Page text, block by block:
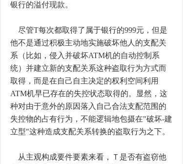
银行的溢付现款。
尽管T每次都取得了属于银行的999元，但是
他不是通过积极主动地实施破坏他人的支配关
系（比如，侵入并破坏ATM机的自动控制系
统）并建立新的支配关系这种盗取行为方式而
取得，而是在自己自主决定的权利空间利用
ATM机早已存在的失控状态取得的。显然，这
种对由于意外的原因落入自己合法支配范围的
失控物的占有行为，不能逻辑地包摄在"破坏-建
立型"这种造成支配关系转换的盗取行为之下。
从主观构成要件要素来看，Ｔ是否有盗窃他